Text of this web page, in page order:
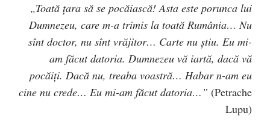
„Toată ţara să se pocăiască! Asta este porunca lui
Dumnezeu, care m-a trimis la toată Rumânia… Nu
sînt doctor, nu sînt vrăjitor… Carte nu ştiu. Eu mi-
am făcut datoria. Dumnezeu vă iartă, dacă vă
pocăiţi. Dacă nu, treaba voastră… Habar n-am eu
cine nu crede… Eu mi-am făcut datoria…” (Petrache
Lupu)